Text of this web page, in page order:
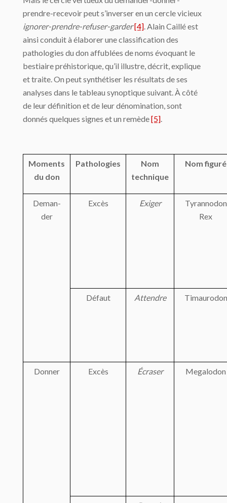
prendre-recevoir peut s’inverser en un cercle vicieux
ignorer-prendre-refuser-garder[4] . Alain Caillé est
ainsi conduit à élaborer une classification des
pathologies du don affublées de noms évoquant le
bestiaire préhistorique, qu’il illustre, décrit, explique
et traite. On peut synthétiser les résultats de ses
analyses dans le tableau synoptique suivant. À côté
de leur définition et de leur dénomination, sont
donnés quelques signes et un remède[5]
Moments
du don
Pathologies
Nom
technique
Nom figuré
Deman-
der
Excès Exiger
Tyrannodon
Rex
Défaut Attendre Timaurodon
Donner Excès Écraser Megalodon